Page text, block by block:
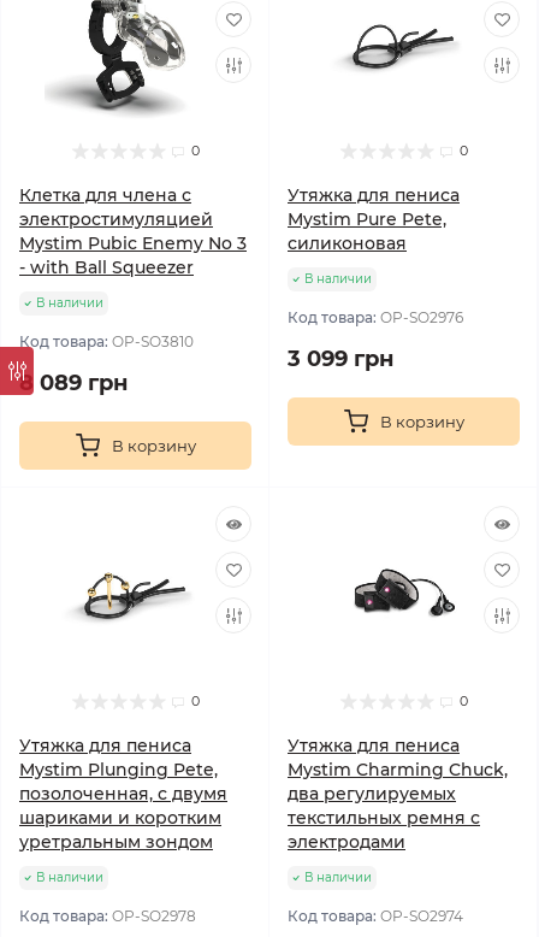
0
Клетка для члена с
электростимуляцией
Mystim Pubic Enemy No 3
- with Ball Squeezer
В наличии
Код товара: OP-SO3810
8 089 грн
В корзину
0
Утяжка для пениса
Mystim Pure Pete,
силиконовая
В наличии
Код товара: OP-SO2976
3 099 грн
В корзину
0
Утяжка для пениса
Mystim Plunging Pete,
позолоченная, с двумя
шариками и коротким
уретральным зондом
В наличии
Код товара: OP-SO2978
0
Утяжка для пениса
Mystim Charming Chuck,
два регулируемых
текстильных ремня с
электродами
В наличии
Код товара: OP-SO2974